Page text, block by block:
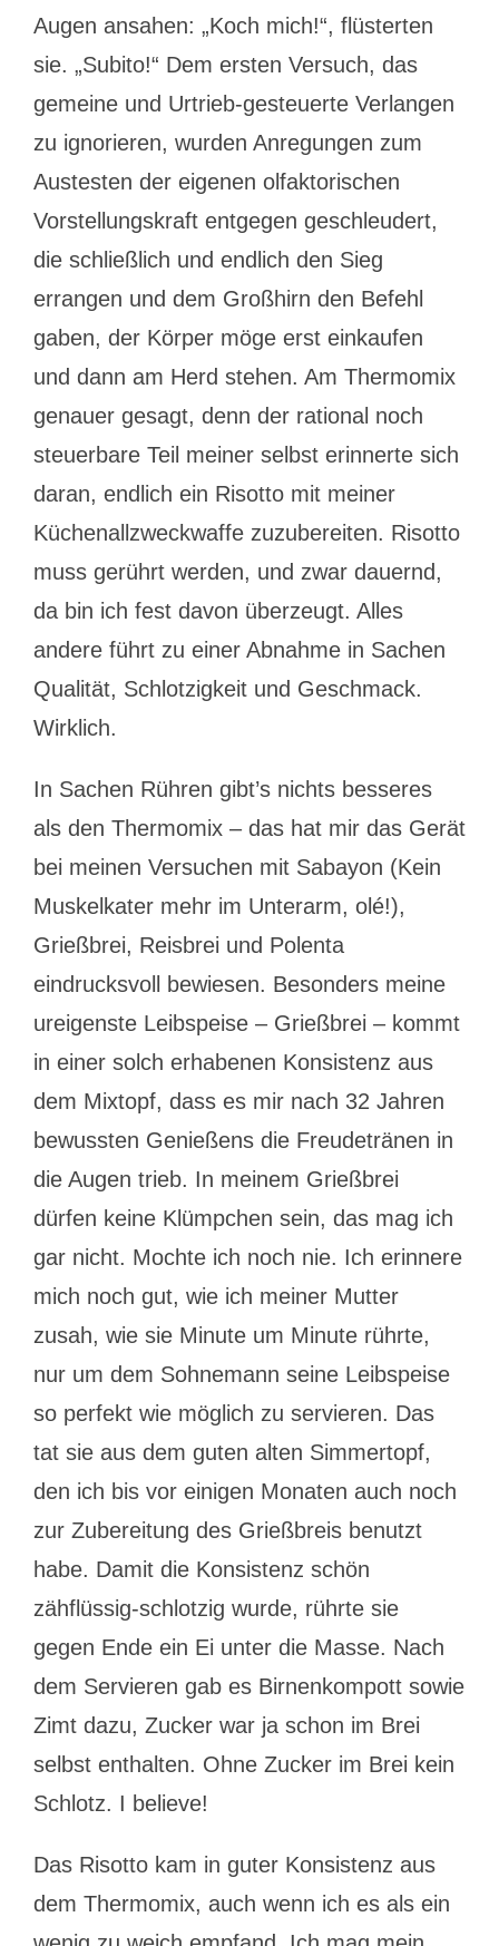
Augen ansahen: „Koch mich!“, flüsterten
sie. „Subito!“ Dem ersten Versuch, das
gemeine und Urtrieb-gesteuerte Verlangen
zu ignorieren, wurden Anregungen zum
Austesten der eigenen olfaktorischen
Vorstellungskraft entgegen geschleudert,
die schließlich und endlich den Sieg
errangen und dem Großhirn den Befehl
gaben, der Körper möge erst einkaufen
und dann am Herd stehen. Am Thermomix
genauer gesagt, denn der rational noch
steuerbare Teil meiner selbst erinnerte sich
daran, endlich ein Risotto mit meiner
Küchenallzweckwaffe zuzubereiten. Risotto
muss gerührt werden, und zwar dauernd,
da bin ich fest davon überzeugt. Alles
andere führt zu einer Abnahme in Sachen
Qualität, Schlotzigkeit und Geschmack.
Wirklich.
In Sachen Rühren gibt’s nichts besseres
als den Thermomix – das hat mir das Gerät
bei meinen Versuchen mit Sabayon (Kein
Muskelkater mehr im Unterarm, olé!),
Grießbrei, Reisbrei und Polenta
eindrucksvoll bewiesen. Besonders meine
ureigenste Leibspeise – Grießbrei – kommt
in einer solch erhabenen Konsistenz aus
dem Mixtopf, dass es mir nach 32 Jahren
bewussten Genießens die Freudetränen in
die Augen trieb. In meinem Grießbrei
dürfen keine Klümpchen sein, das mag ich
gar nicht. Mochte ich noch nie. Ich erinnere
mich noch gut, wie ich meiner Mutter
zusah, wie sie Minute um Minute rührte,
nur um dem Sohnemann seine Leibspeise
so perfekt wie möglich zu servieren. Das
tat sie aus dem guten alten Simmertopf,
den ich bis vor einigen Monaten auch noch
zur Zubereitung des Grießbreis benutzt
habe. Damit die Konsistenz schön
zähflüssig-schlotzig wurde, rührte sie
gegen Ende ein Ei unter die Masse. Nach
dem Servieren gab es Birnenkompott sowie
Zimt dazu, Zucker war ja schon im Brei
selbst enthalten. Ohne Zucker im Brei kein
Schlotz. I believe!
Das Risotto kam in guter Konsistenz aus
dem Thermomix, auch wenn ich es als ein